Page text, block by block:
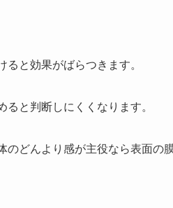
と効果がばらつきます。
と判断しにくくなります。
のどんより感が主役なら表面の